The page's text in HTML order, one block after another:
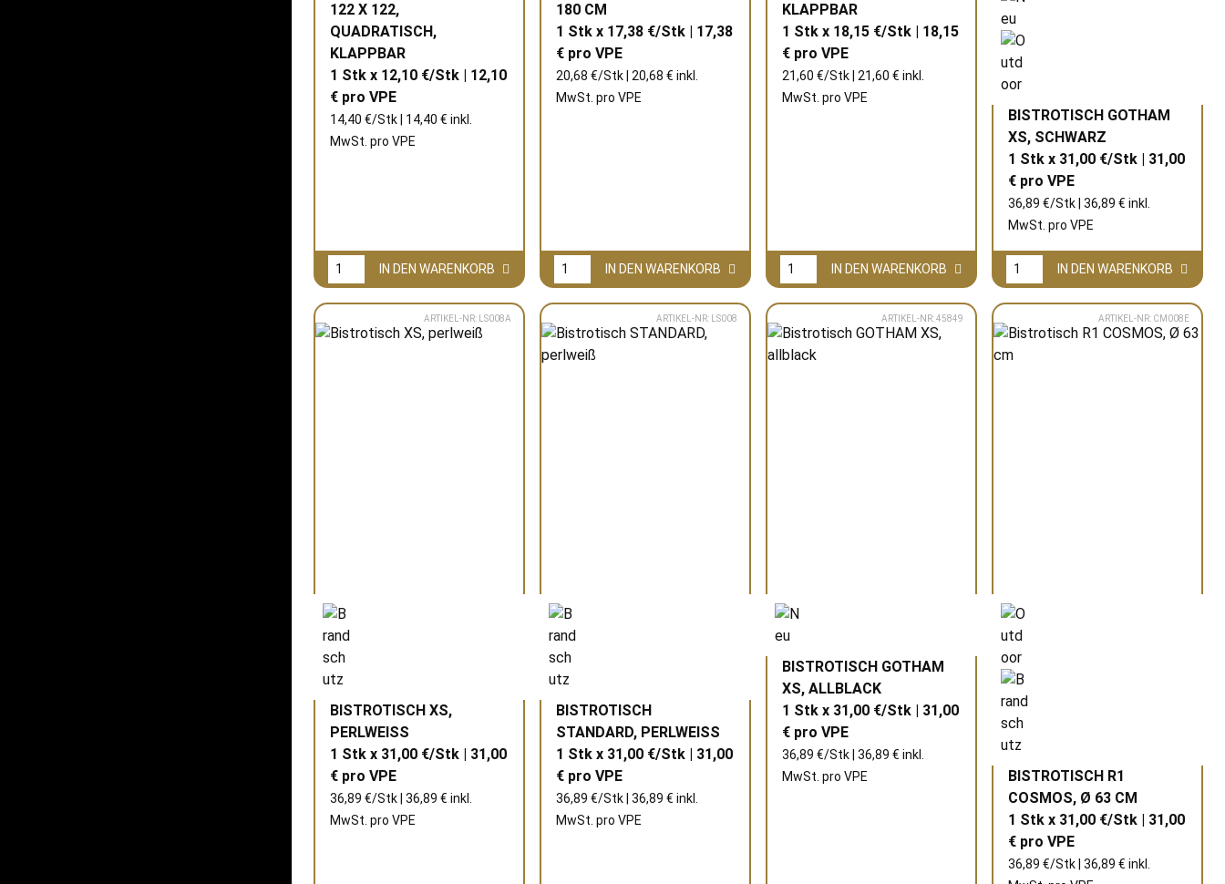
122 X 122,
QUADRATISCH,
KLAPPBAR
1 Stk x 12,10 €/Stk | 12,10
€ pro VPE
14,40 €/Stk | 14,40 € inkl.
MwSt. pro VPE
IN DEN WARENKORB
180 CM
1 Stk x 17,38 €/Stk | 17,38
€ pro VPE
20,68 €/Stk | 20,68 € inkl.
MwSt. pro VPE
IN DEN WARENKORB
KLAPPBAR
1 Stk x 18,15 €/Stk | 18,15
€ pro VPE
21,60 €/Stk | 21,60 € inkl.
MwSt. pro VPE
IN DEN WARENKORB
BISTROTISCH GOTHAM
XS, SCHWARZ
1 Stk x 31,00 €/Stk | 31,00
€ pro VPE
36,89 €/Stk | 36,89 € inkl.
MwSt. pro VPE
IN DEN WARENKORB
ARTIKEL-NR: LS008A
BISTROTISCH XS,
PERLWEISS
1 Stk x 31,00 €/Stk | 31,00
€ pro VPE
36,89 €/Stk | 36,89 € inkl.
MwSt. pro VPE
ARTIKEL-NR: LS008
BISTROTISCH
STANDARD, PERLWEISS
1 Stk x 31,00 €/Stk | 31,00
€ pro VPE
36,89 €/Stk | 36,89 € inkl.
MwSt. pro VPE
ARTIKEL-NR: 45849
BISTROTISCH GOTHAM
XS, ALLBLACK
1 Stk x 31,00 €/Stk | 31,00
€ pro VPE
36,89 €/Stk | 36,89 € inkl.
MwSt. pro VPE
ARTIKEL-NR: CM008E
BISTROTISCH R1
COSMOS, Ø 63 CM
1 Stk x 31,00 €/Stk | 31,00
€ pro VPE
36,89 €/Stk | 36,89 € inkl.